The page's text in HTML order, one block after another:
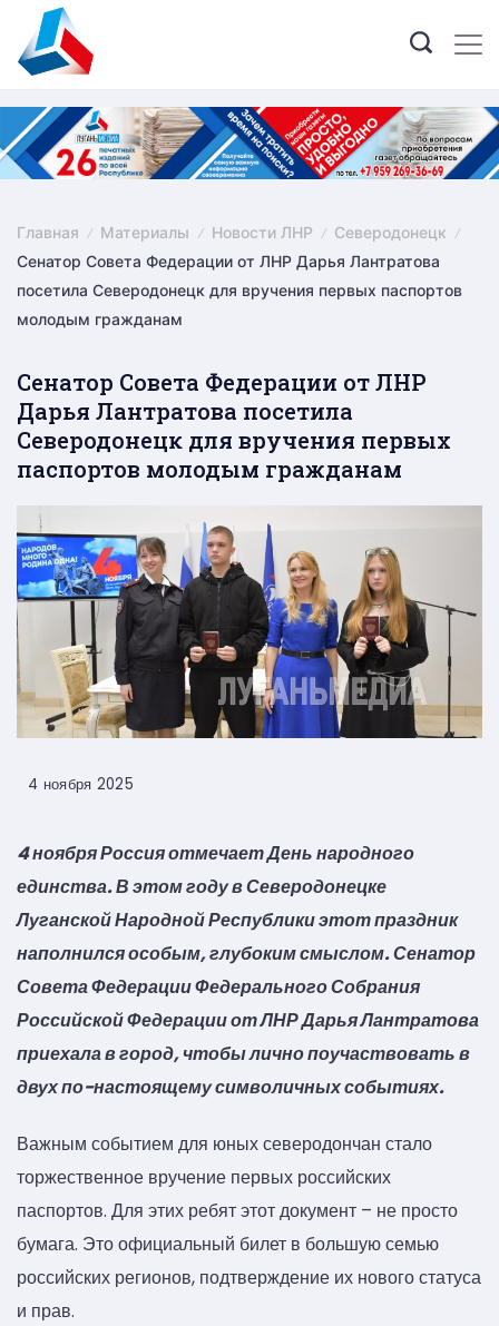
content
Главная Материалы Новости ЛНР
Северодонецк
Сенатор Совета Федерации от ЛНР Дарья Лантратова
посетила Северодонецк для вручения первых паспортов
молодым гражданам
Сенатор Совета Федерации от ЛНР
Дарья Лантратова посетила
Северодонецк для вручения первых
паспортов молодым гражданам
4 ноября 2025
4 ноября Россия отмечает День народного
единства. В этом году в Северодонецке
Луганской Народной Республики этот праздник
наполнился особым, глубоким смыслом. Сенатор
Совета Федерации Федерального Собрания
Российской Федерации от ЛНР Дарья Лантратова
приехала в город, чтобы лично поучаствовать в
двух по-настоящему символичных событиях.
Важным событием для юных северодончан стало
торжественное вручение первых российских
паспортов. Для этих ребят этот документ – не просто
бумага. Это официальный билет в большую семью
российских регионов, подтверждение их нового статуса
и прав.